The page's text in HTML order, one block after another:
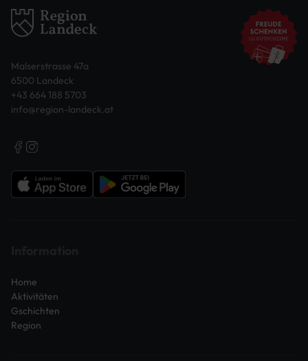
Malserstrasse 47a
6500 Landeck
+43 664 188 5703
info@region-landeck.at
Home
Aktivitäten
Gschichten
Region